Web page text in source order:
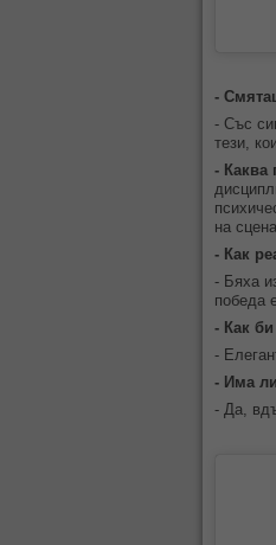
-
- Със
тези,
- Каква
на
- Как
- Бяха
победа
- Как
-
- Има
- Да,